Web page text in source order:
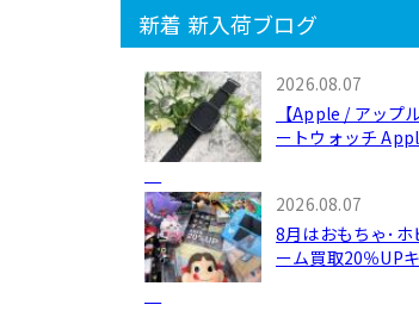
新着 新入荷ブログ
2026.08.07
【Apple / アップ
ートウォッチ
2026.08.07
8月はおもちゃ･ホ
ーム買取20％UP